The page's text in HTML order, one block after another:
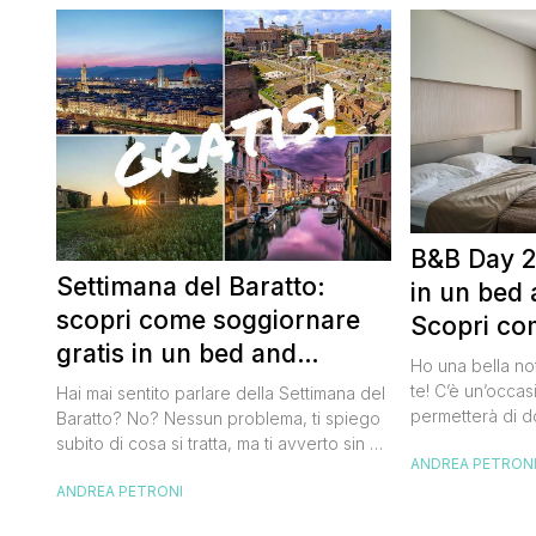
Settimana del Baratto:
scopri come soggiornare
gratis in un bed and
breakfast
Hai mai sentito parlare della Settimana del
Baratto? No? Nessun problema, ti spiego
subito di cosa si tratta, ma ti avverto sin da
tantissimo perché ti permetterà di
ANDREA PETRONI
B&B Day
in un bed
Scopri
della
Ho una bella
te! C’è
permetterà di
meravigliosi del
ANDREA PETRONI